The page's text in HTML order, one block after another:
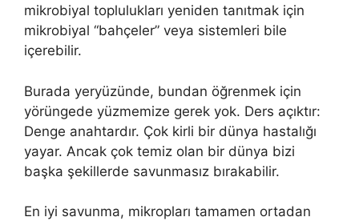
mikrobiyal toplulukları yeniden tanıtmak için
mikrobiyal “bahçeler” veya sistemleri bile
içerebilir.
Burada yeryüzünde, bundan öğrenmek için
yörüngede yüzmemize gerek yok. Ders açıktır:
Denge anahtardır. Çok kirli bir dünya hastalığı
yayar. Ancak çok temiz olan bir dünya bizi
başka şekillerde savunmasız bırakabilir.
En iyi savunma, mikropları tamamen ortadan